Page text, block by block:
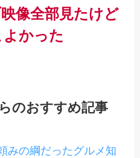
像全部見たけど
かった
のおすすめ記事
みの綱だったグルメ知